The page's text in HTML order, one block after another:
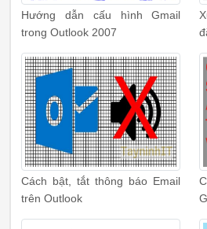
Hướng dẫn cấu hình Gmail
trong Outlook 2007
Cách bật, tắt thông báo Email
trên Outlook